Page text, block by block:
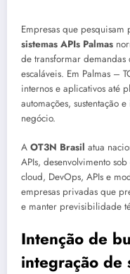
Empresas que pesquisam
sistemas APIs Palmas
de transformar demandas
escaláveis. Em Palmas –
internos e aplicativos até
automações, sustentação
negócio.
A OT3N Brasil atua
APIs, desenvolvimento
cloud, DevOps, APIs e
empresas privadas que
e manter previsibilidade
Intenção de
integração de